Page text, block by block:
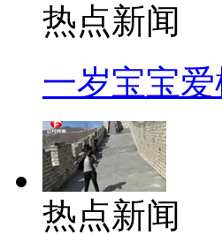
热点新闻
一岁宝宝
热点新闻